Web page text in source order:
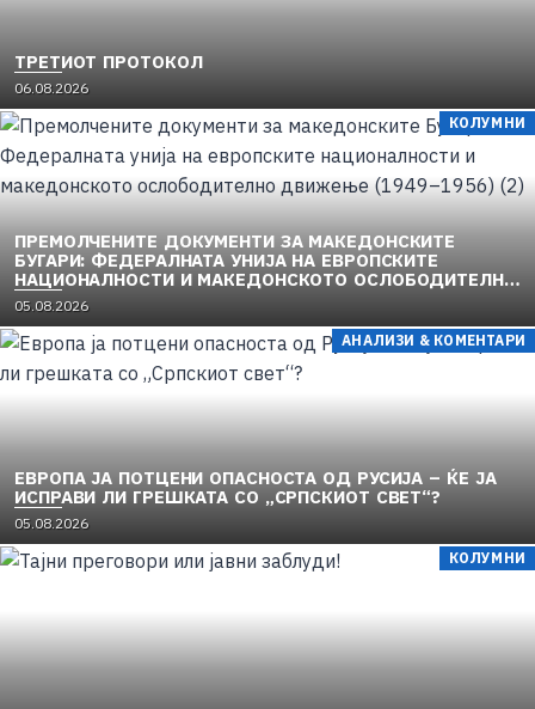
ТРЕТИОТ ПРОТОКОЛ
P
o
s
t
e
n
06.08.2026
КОЛУМНИ
ПРЕМОЛЧЕНИТЕ ДОКУМЕНТИ ЗА МАКЕДОНСКИТЕ
БУГАРИ: ФЕДЕРАЛНАТА УНИЈА НА ЕВРОПСКИТЕ
НАЦИОНАЛНОСТИ И МАКЕДОНСКОТО ОСЛОБОДИТЕЛНО
ДВИЖЕЊЕ (1949–1956) (2)
P
o
s
t
05.08.2026
АНАЛИЗИ & КОМЕНТАРИ
ЕВРОПА ЈА ПОТЦЕНИ ОПАСНОСТА ОД РУСИЈА – ЌЕ ЈА
ИСПРАВИ ЛИ ГРЕШКАТА СО „СРПСКИОТ СВЕТ“?
P
o
s
05.08.2026
КОЛУМНИ